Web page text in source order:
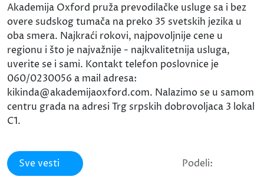
Akademija Oxford pruža prevodilačke usluge sa i bez
overe sudskog tumača na preko 35 svetskih jezika u
oba smera. Najkraći rokovi, najpovoljnije cene u
regionu i što je najvažnije - najkvalitetnija usluga,
uverite se i sami. Kontakt telefon poslovnice je
060/0230056 a mail adresa:
kikinda@akademijaoxford.com. Nalazimo se u samom
centru grada na adresi Trg srpskih dobrovoljaca 3 lokal
C1.
Sve vesti Podeli: